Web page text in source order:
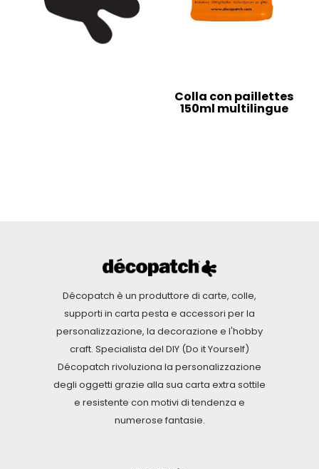
Colla con paillettes
150ml multilingue
Décopatch è un produttore di carte, colle,
supporti in carta pesta e accessori per la
personalizzazione, la decorazione e l'hobby
craft. Specialista del DIY (Do it Yourself)
Décopatch rivoluziona la personalizzazione
degli oggetti grazie alla sua carta extra sottile
e resistente con motivi di tendenza e
numerose fantasie.